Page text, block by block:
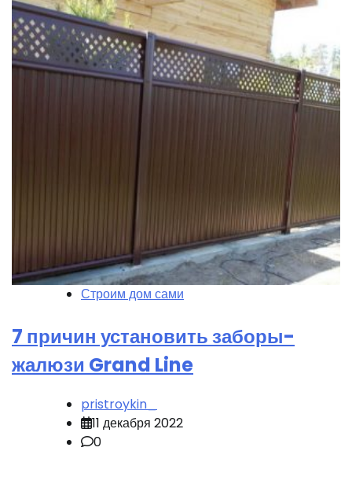
Строим дом сами
7 причин установить заборы-
жалюзи Grand Line
pristroykin_
11 декабря 2022
0